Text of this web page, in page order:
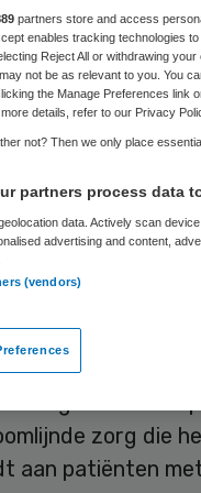
Carina van Aartsen
zorg die
aan patiënten
partners store and access
enables tracking technologies
Reject All or withdrawing
not be as relevant to you. You
the Manage Preferences link
details, refer to our Privacy
not? Then we only place
partners process data
data. Actively scan
advertising and content,
(vendors)